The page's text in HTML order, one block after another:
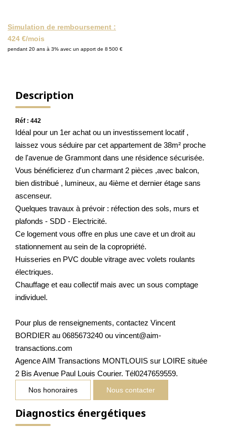
Simulation de remboursement :
424 €/mois
pendant 20 ans à 3% avec un apport de 8 500 €
Description
Réf : 442
Idéal pour un 1er achat ou un investissement locatif ,
laissez vous séduire par cet appartement de 38m² proche
de l'avenue de Grammont dans une résidence sécurisée.
Vous bénéficierez d'un charmant 2 pièces ,avec balcon,
bien distribué , lumineux, au 4ième et dernier étage sans
ascenseur.
Quelques travaux à prévoir : réfection des sols, murs et
plafonds - SDD - Electricité.
Ce logement vous offre en plus une cave et un droit au
stationnement au sein de la copropriété.
Huisseries en PVC double vitrage avec volets roulants
électriques.
Chauffage et eau collectif mais avec un sous comptage
individuel.
Pour plus de renseignements, contactez Vincent
BORDIER au 0685673240 ou vincent@aim-
transactions.com
Agence AIM Transactions MONTLOUIS sur LOIRE située
2 Bis Avenue Paul Louis Courier. Tél0247659559.
Nos honoraires Nous contacter
Diagnostics énergétiques